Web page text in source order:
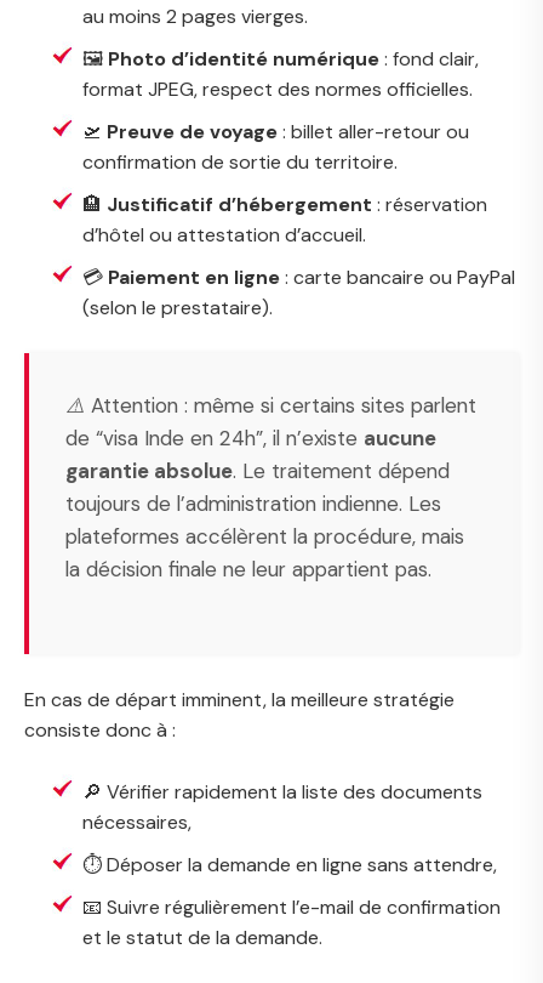
au moins 2 pages vierges.
🖼️ Photo d’identité numérique: fond clair,
format JPEG, respect des normes officielles.
🛫 Preuve de voyage: billet aller-retour ou
confirmation de sortie du territoire.
🏨 Justificatif d’hébergement : réservation
d’hôtel ou attestation d’accueil.
💳 Paiement en ligne: carte bancaire ou PayPal
(selon le prestataire).
⚠️ Attention : même si certains sites parlent
de “visa Inde en 24h”, il n’existe aucune
garantie absolue. Le traitement dépend
toujours de l’administration indienne. Les
plateformes accélèrent la procédure, mais
la décision finale ne leur appartient pas.
En cas de départ imminent, la meilleure stratégie
consiste donc à :
🔎 Vérifier rapidement la liste des documents
nécessaires,
⏱️ Déposer la demande en ligne sans attendre,
📧 Suivre régulièrement l’e-mail de confirmation
et le statut de la demande.